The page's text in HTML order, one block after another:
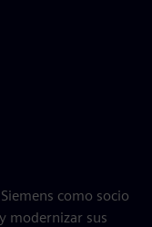
como socio
modernizar sus